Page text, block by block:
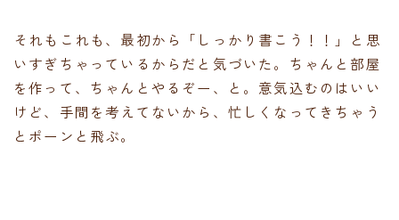
それもこれも、最初から「しっかり書こう！！」と思
いすぎちゃっているからだと気づいた。ちゃんと部屋
を作って、ちゃんとやるぞー、と。意気込むのはいい
けど、手間を考えてないから、忙しくなってきちゃう
とポーンと飛ぶ。